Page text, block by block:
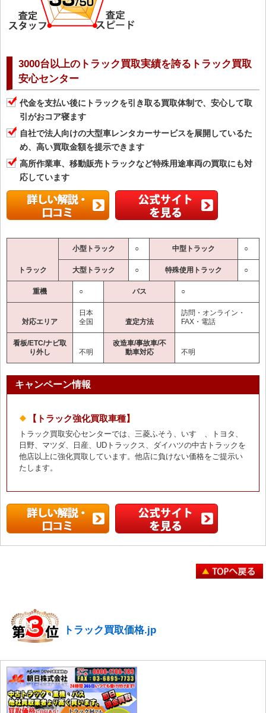
3000台以上のトラック買取実績を誇るトラック買取
安心センター
代金を支払い後にトラックを引き取る買取体制で、安心して取
引がおコア寝ます
自社で法人向けの大型車レンタカーサービスを展開しているた
め、高い買取金額を提示できます
高所作業車、移動販売トラックなど特殊用途車両の買取にも対
応しています
トラック
小型トラック ○ 中型トラック ○
大型トラック ○ 特殊使用トラック ○
重機 ○ バス ○
対応エリア
日本
全国
査定方法
訪問・オンライン・
FAX・電話
看板/ETC/ナビ取
り外し
不明
改造車/事故車/不
動車対応
不明
キャンペーン情報
【トラック強化買取車種】
トラック買取安心センターでは、三菱ふそう、いすゞ、トヨタ、
日野、マツダ、日産、UDトラックス、ダイハツの中古トラックを
他店以上に強化買取しています。他店に負けない価格をご提示い
たします。
トラック買取価格.jp